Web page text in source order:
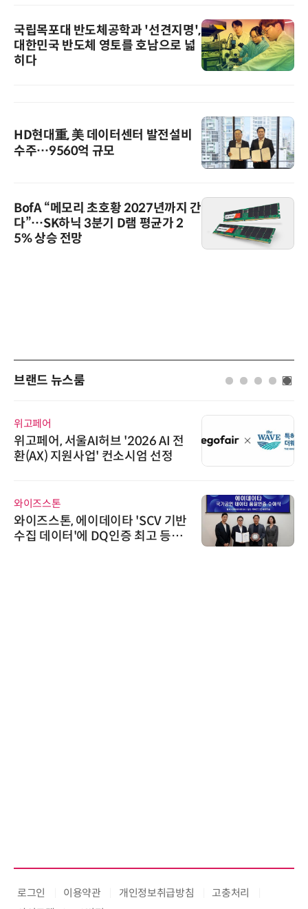
국립목포대 반도체공학과 '선견지명',
대한민국 반도체 영토를 호남으로 넓
히다
HD현대重, 美 데이터센터 발전설비
수주…9560억 규모
BofA “메모리 초호황 2027년까지 간
다”…SK하닉 3분기 D램 평균가 2
5% 상승 전망
브랜드 뉴스룸
위고페어
위고페어, 서울AI허브 '2026 AI 전
환(AX) 지원사업' 컨소시엄 선정
와이즈스톤
와이즈스톤, 에이데이타 'SCV 기반
수집 데이터'에 DQ인증 최고 등급
로그인 이용약관 개인정보취급방침
고충처리